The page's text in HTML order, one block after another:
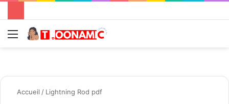
Menu
Accueil / Lightning Rod pdf